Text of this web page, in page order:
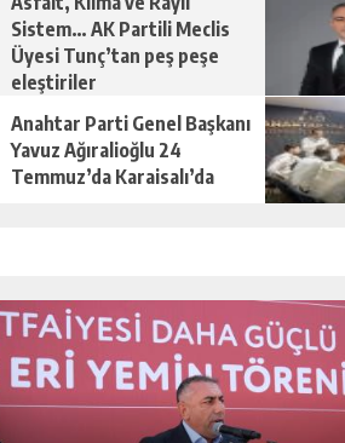
Sistem… AK Partili Meclis
Üyesi Tunç’tan peş peşe
eleştiriler
Anahtar Parti Genel Başkanı
Yavuz Ağıralioğlu 24
Temmuz’da Karaisalı’da